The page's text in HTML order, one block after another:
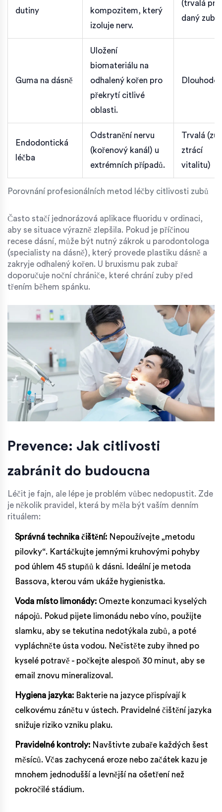
Porovnání profesionálních metod léčby citlivosti zubů
dutiny
kompozitem, který
izoluje nerv.
(trvalá pro
daný zub)
Guma na dásně
Uložení
biomateriálu na
odhalený kořen pro
překrytí citlivé
oblasti.
Endodontická
léčba
Odstranění nervu
(kořenový kanál) u
extrémních případů.
Trvalá
ztrácí
vitalitu)
Často stačí jednorázová aplikace fluoridu v ordinaci,
aby se situace výrazně zlepšila. Pokud je příčinou
recese dásní, může být nutný zákrok u parodontologa
(specialisty na dásně), který provede plastiku dásně a
zakryje odhalený kořen. U bruxismu pak zubař
doporučuje noční chrániče, které chrání zuby před
třením během spánku.
Prevence: Jak citlivosti
zabránit do budoucna
Léčit je fajn, ale lépe je problém vůbec nedopustit. Zde
je několik pravidel, která by měla být vaším denním
rituálem:
Správná technika čištění: Nepoužívejte „metodu
pilovky“. Kartáčkujte jemnými kruhovými pohyby
pod úhlem 45 stupňů k dásni. Ideální je metoda
Bassova, kterou vám ukáže hygienistka.
Voda místo limonády: Omezte konzumaci kyselých
nápojů. Pokud pijete limonádu nebo víno, použijte
slamku, aby se tekutina nedotýkala zubů, a poté
vypláchněte ústa vodou. Nečistěte zuby ihned po
kyselé potravě - počkejte alespoň 30 minut, aby se
email znovu mineralizoval.
Hygiena jazyka: Bakterie na jazyce přispívají k
celkovému zánětu v ústech. Pravidelné čištění jazyka
snižuje riziko vzniku plaku.
Pravidelné kontroly: Navštivte zubaře každých šest
měsíců. Včas zachycená eroze nebo začátek kazu je
mnohem jednodušší a levnější na ošetření než
pokročilé stádium.